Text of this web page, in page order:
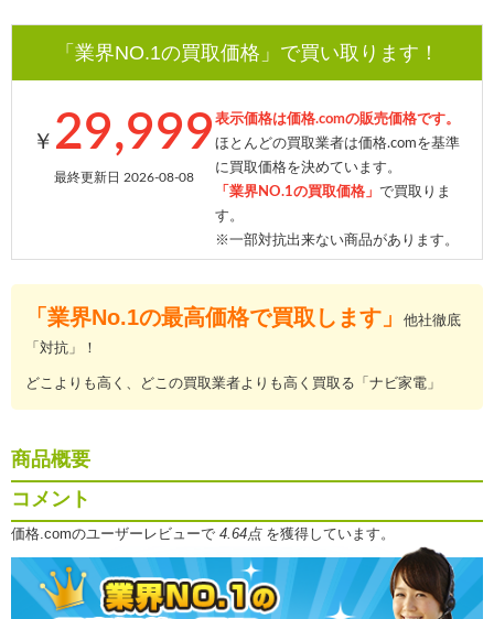
「業界NO.1の買取価格」で買い取ります！
￥ 29,999
最終更新日 2026-08-08
表示価格は価格.comの販売価格です。
ほとんどの買取業者は価格.comを基準
に買取価格を決めています。
「業界NO.1の買取価格」 で買取りま
す。
※一部対抗出来ない商品があります。
「業界No.1の最高価格で買取します」
他社徹底
「対抗」！
どこよりも高く、どこの買取業者よりも高く買取る「ナビ家電」
商品概要
コメント
価格.comのユーザーレビューで 4.64点を獲得しています。